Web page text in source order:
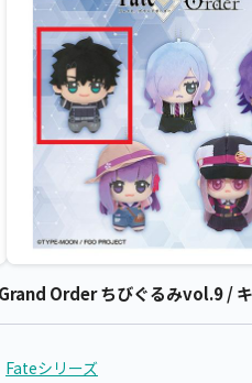
Order ちびぐるみvol.9 /
Fateシリーズ